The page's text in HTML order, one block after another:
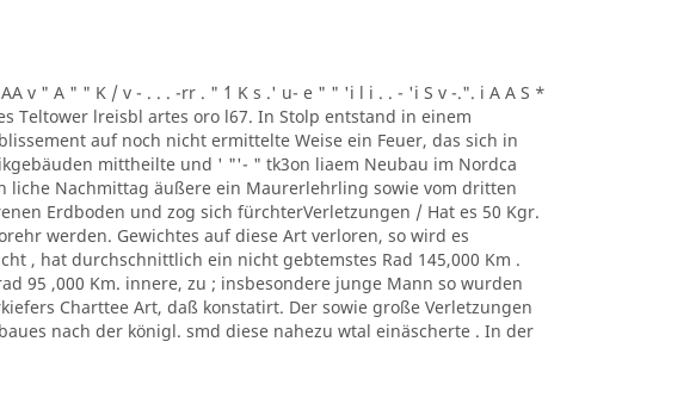
v " A " " K / v - . . . -rr . " ´1 K s .' u- e " " 'i l i . . - 'i S v -.". i A A S *
Teltower lreisbl artes oro l67. In Stolp entstand in einem
auf noch nicht ermittelte Weise ein Feuer, das sich in
mittheilte und ' "'- " tk3on liaem Neubau im Nordca
liche Nachmittag äußere ein Maurerlehrling sowie vom dritten
Erdboden und zog sich fürchterVerletzungen / Hat es 50 Kgr.
werden. Gewichtes auf diese Art verloren, so wird es
, hat durchschnittlich ein nicht gebtemstes Rad 145,000 Km .
95 ,000 Km. innere, zu ; insbesondere junge Mann so wurden
Charttee Art, daß konstatirt. Der sowie große Verletzungen
nach der königl. smd diese nahezu wtal einäscherte . In der